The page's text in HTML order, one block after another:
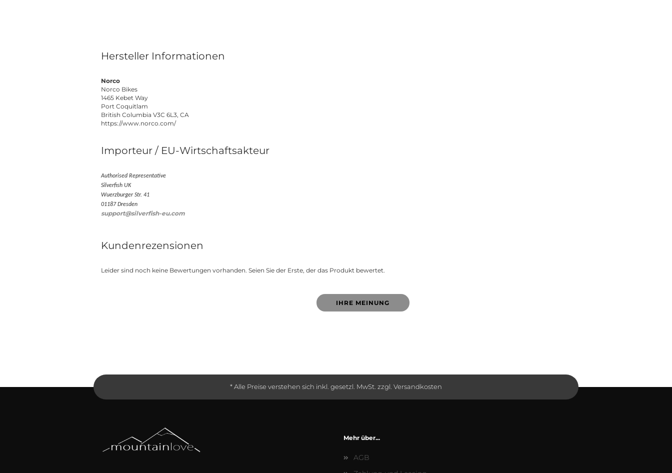
Hersteller Informationen
Norco
Norco Bikes
1465 Kebet Way
Port Coquitlam
British Columbia V3C 6L3, CA
https://www.norco.com/
Importeur / EU-Wirtschaftsakteur
Authorised Representative
Silverfish UK
Wuerzburger Str. 41
01187 Dresden
support@silverfish-eu.com
Kundenrezensionen
Leider sind noch keine Bewertungen vorhanden. Seien Sie der Erste, der das Produkt bewertet.
IHRE MEINUNG
* Alle Preise verstehen sich inkl. gesetzl. MwSt. zzgl. Versandkosten
Mehr über...
AGB